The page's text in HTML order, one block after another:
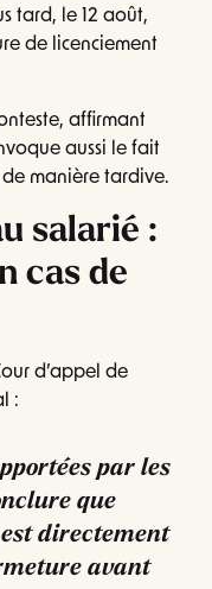
tard, le 12 août,
de licenciement
affirmant
aussi le fait
manière tardive.
salarié :
cas de
d’appel de
:
par les
que
directement
avant